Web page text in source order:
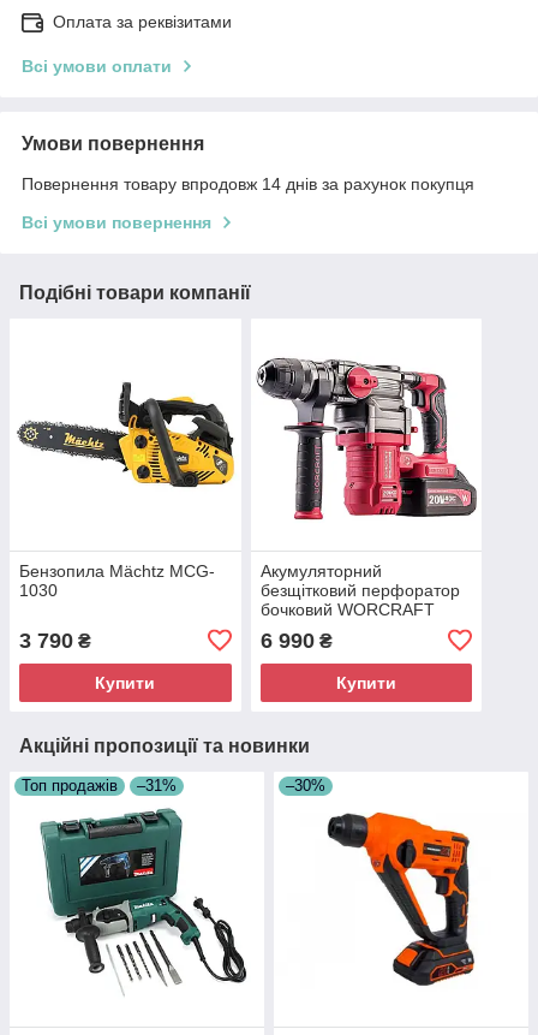
Оплата за реквізитами
Всі умови оплати
Умови повернення
Повернення товару впродовж 14 днів за рахунок покупця
Всі умови повернення
Подібні товари компанії
Бензопила Mächtz MCG-
1030
3 790 ₴
Купити
Акумуляторний
безщітковий перфоратор
бочковий WORCRAFT
6 990₴
Купити
Акційні пропозиції та новинки
Топ продажів –31% –30%